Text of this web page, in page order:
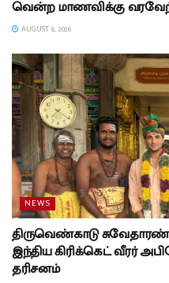
வென்ற மாணவிக்கு
AUGUST 6, 2026
NEWS
திருவெண்காடு
இந்திய கிரிக்கெட் வீரர்
தரிசனம்